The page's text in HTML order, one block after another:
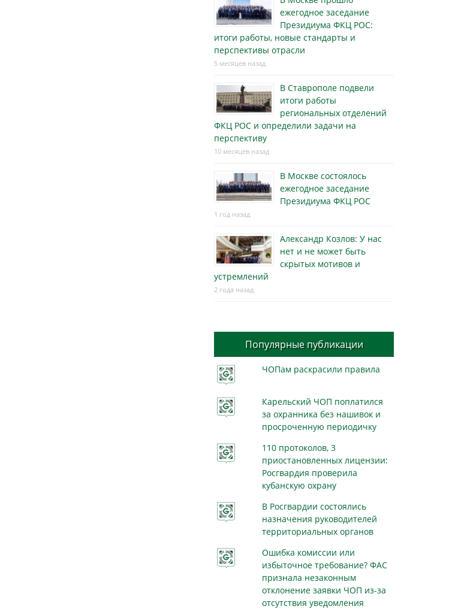
ежегодное заседание
Президиума ФКЦ РОС:
итоги работы, новые стандарты и
перспективы отрасли
5 месяцев назад
В Ставрополе подвели
итоги работы
региональных отделений
ФКЦ РОС и определили задачи на
перспективу
10 месяцев назад
В Москве состоялось
ежегодное заседание
Президиума ФКЦ РОС
1 год назад
Александр Козлов: У нас
нет и не может быть
скрытых мотивов и
устремлений
2 года назад
Популярные публикации
ЧОПам раскрасили правила
Карельский ЧОП поплатился
за охранника без нашивок и
просроченную периодичку
110 протоколов, 3
приостановленных лицензии:
Росгвардия проверила
кубанскую охрану
В Росгвардии состоялись
назначения руководителей
территориальных органов
Ошибка комиссии или
избыточное требование? ФАС
признала незаконным
отклонение заявки ЧОП из-за
отсутствия уведомления